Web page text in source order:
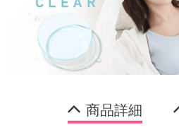
商品詳細